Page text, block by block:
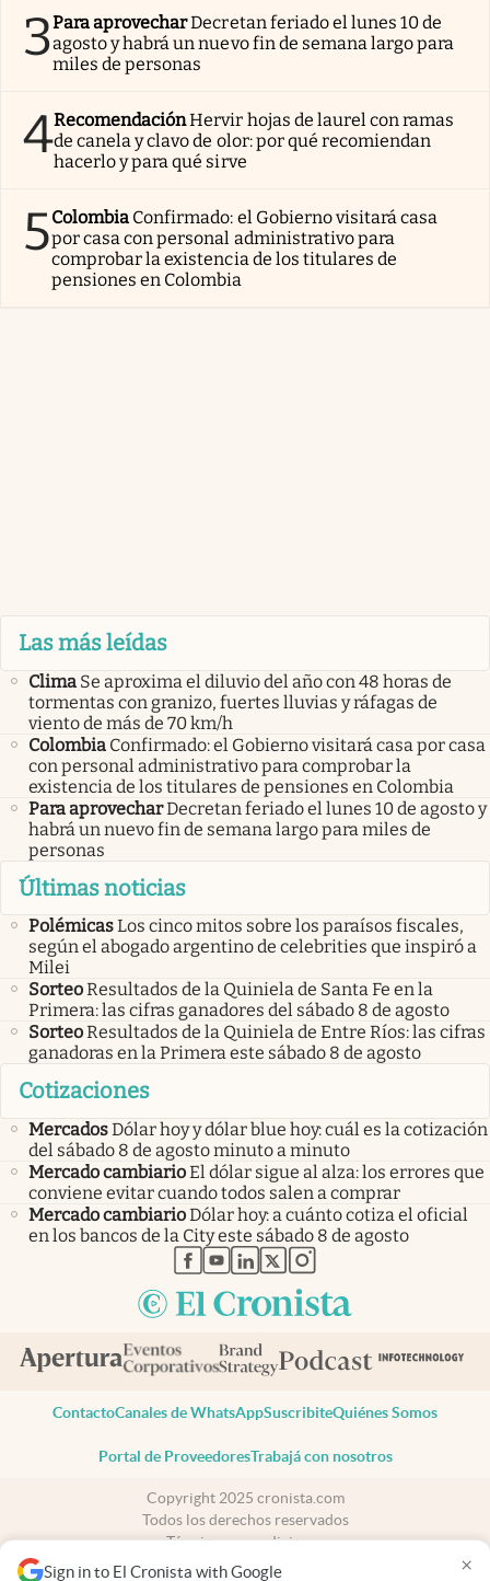
Sign in to El Cronista with Google ×
3Para aprovecharDecretan feriado el lunes 10 de
agosto y habrá un nuevo fin de semana largo para
miles de personas
4RecomendaciónHervir hojas de laurel con ramas
de canela y clavo de olor: por qué recomiendan
hacerlo y para qué sirve
5Colombia Confirmado: el Gobierno visitará casa
por casa con personal administrativo para
comprobar la existencia de los titulares de
pensiones en Colombia
Las más leídas
Clima Se aproxima el diluvio del año con 48 horas de
tormentas con granizo, fuertes lluvias y ráfagas de
viento de más de 70 km/h
Colombia Confirmado: el Gobierno visitará casa por casa
con personal administrativo para comprobar la
existencia de los titulares de pensiones en Colombia
Para aprovecharDecretan feriado el lunes 10 de agosto y
habrá un nuevo fin de semana largo para miles de
personas
Últimas noticias
PolémicasLos cinco mitos sobre los paraísos fiscales,
según el abogado argentino de celebrities que inspiró a
Milei
SorteoResultados de la Quiniela de Santa Fe en la
Primera: las cifras ganadores del sábado 8 de agosto
SorteoResultados de la Quiniela de Entre Ríos: las cifras
ganadoras en la Primera este sábado 8 de agosto
Cotizaciones
MercadosDólar hoy y dólar blue hoy: cuál es la cotización
del sábado 8 de agosto minuto a minuto
Mercado cambiarioEl dólar sigue al alza: los errores que
conviene evitar cuando todos salen a comprar
Mercado cambiarioDólar hoy: a cuánto cotiza el oficial
en los bancos de la City este sábado 8 de agosto
abre en nueva pestaña
abre en nueva pestaña
abre en nueva pestaña
abre en nueva pestaña
abre en nueva pestaña
ContactoCanales de WhatsAppSuscribiteQuiénes Somos
Portal de ProveedoresTrabajá con nosotros
Copyright 2025 cronista.com
Todos los derechos reservados
Términos y condiciones
Privacidad